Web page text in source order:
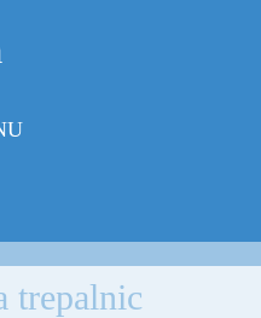
trepalnic